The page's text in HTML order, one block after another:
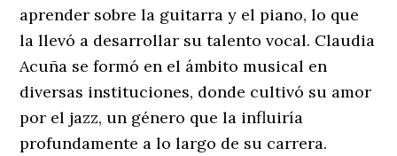
aprender sobre la guitarra y el piano, lo que
la llevó a desarrollar su talento vocal. Claudia
Acuña se formó en el ámbito musical en
diversas instituciones, donde cultivó su amor
por el jazz, un género que la influiría
profundamente a lo largo de su carrera.